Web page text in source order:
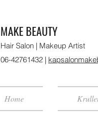
MAKE BEAUTY
Hair Salon | Makeup Artist
06-42761432 |
Home